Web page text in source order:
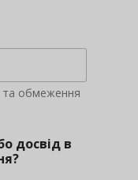
та обмеження
досвід в